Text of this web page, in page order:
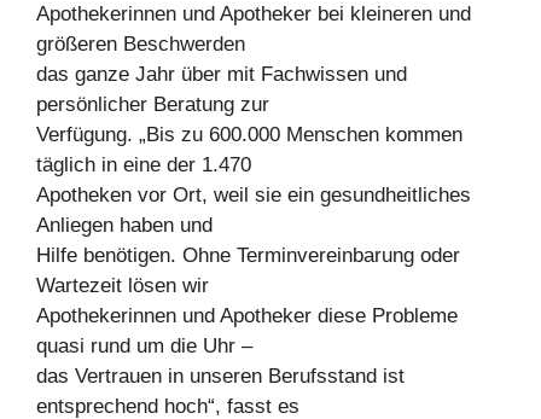
Apothekerinnen und Apotheker bei kleineren und
größeren Beschwerden
das ganze Jahr über mit Fachwissen und
persönlicher Beratung zur
Verfügung. „Bis zu 600.000 Menschen kommen
täglich in eine der 1.470
Apotheken vor Ort, weil sie ein gesundheitliches
Anliegen haben und
Hilfe benötigen. Ohne Terminvereinbarung oder
Wartezeit lösen wir
Apothekerinnen und Apotheker diese Probleme
quasi rund um die Uhr –
das Vertrauen in unseren Berufsstand ist
entsprechend hoch“, fasst es